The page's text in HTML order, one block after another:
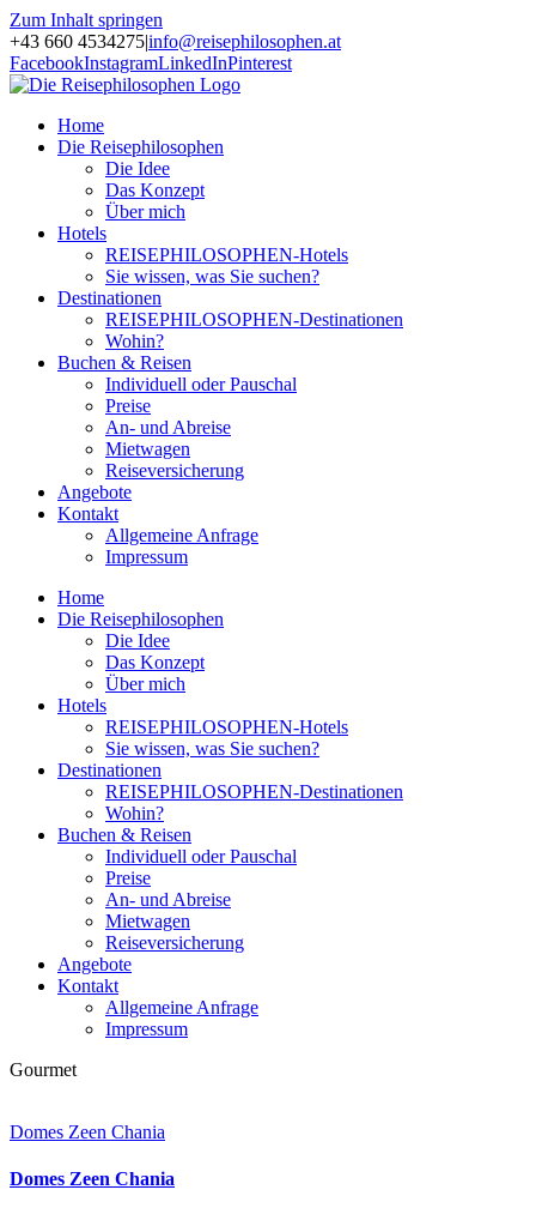
Zum Inhalt springen
+43 660 4534275|info@reisephilosophen.at
FacebookInstagramLinkedInPinterest
Home
Die Reisephilosophen
Die Idee
Das Konzept
Über mich
Hotels
REISEPHILOSOPHEN-Hotels
Sie wissen, was Sie suchen?
Destinationen
REISEPHILOSOPHEN-Destinationen
Wohin?
Buchen & Reisen
Individuell oder Pauschal
Preise
An- und Abreise
Mietwagen
Reiseversicherung
Angebote
Kontakt
Allgemeine Anfrage
Impressum
Home
Die Reisephilosophen
Die Idee
Das Konzept
Über mich
Hotels
REISEPHILOSOPHEN-Hotels
Sie wissen, was Sie suchen?
Destinationen
REISEPHILOSOPHEN-Destinationen
Wohin?
Buchen & Reisen
Individuell oder Pauschal
Preise
An- und Abreise
Mietwagen
Reiseversicherung
Angebote
Kontakt
Allgemeine Anfrage
Impressum
Gourmet
Domes Zeen Chania
Domes Zeen Chania